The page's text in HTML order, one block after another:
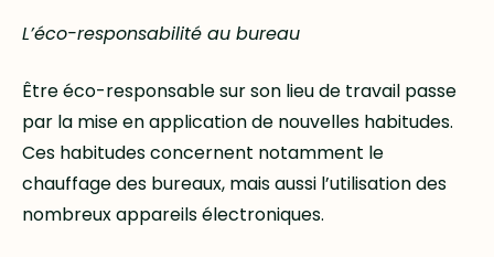
L’éco-responsabilité au bureau
Être éco-responsable sur son lieu de travail passe
par la mise en application de nouvelles habitudes.
Ces habitudes concernent notamment le
chauffage des bureaux, mais aussi l’utilisation des
nombreux appareils électroniques.